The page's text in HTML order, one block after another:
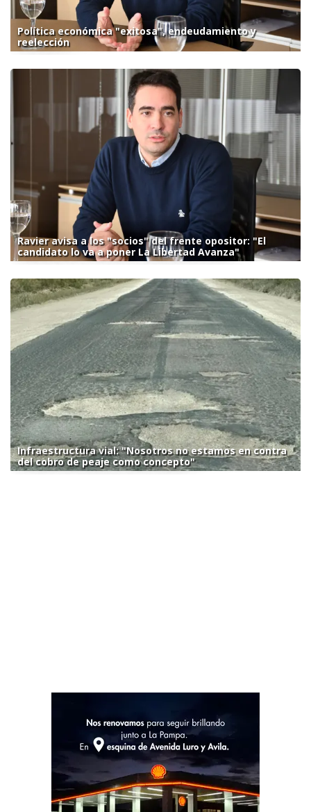
Política económica "exitosa", endeudamiento y
reelección
Ravier avisa a los "socios" del frente opositor: "El
candidato lo va a poner La Libertad Avanza"
Infraestructura vial: "Nosotros no estamos en contra
del cobro de peaje como concepto"